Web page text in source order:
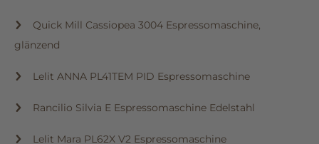
Quick Mill Cassiopea 3004 Espressomaschine,
glänzend
Lelit ANNA PL41TEM PID Espressomaschine
Rancilio Silvia E Espressomaschine Edelstahl
Lelit Mara PL62X V2 Espressomaschine